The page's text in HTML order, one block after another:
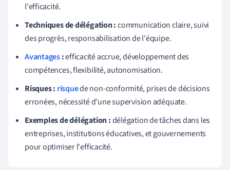
l'efficacité.
Techniques de délégation :communication claire, suivi
des progrès, responsabilisation de l'équipe.
Avantages:efficacité accrue, développement des
compétences, flexibilité, autonomisation.
Risques : risquede non-conformité, prises de décisions
erronées, nécessité d'une supervision adéquate.
Exemples de délégation :délégation de tâches dans les
entreprises, institutions éducatives, et gouvernements
pour optimiser l'efficacité.